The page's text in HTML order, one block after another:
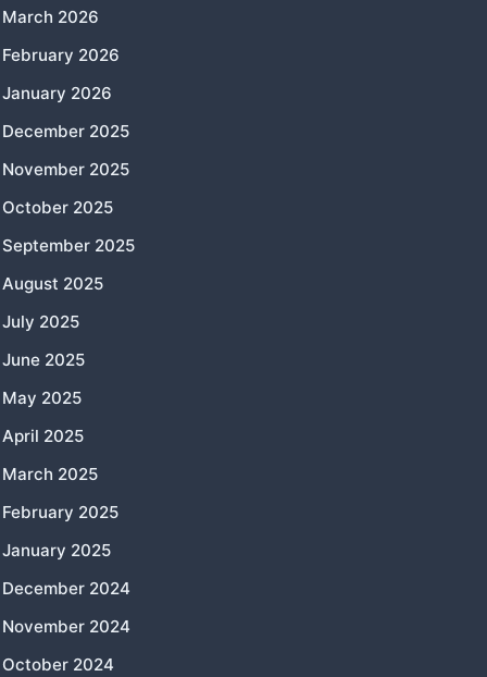
March 2026
February 2026
January 2026
December 2025
November 2025
October 2025
September 2025
August 2025
July 2025
June 2025
May 2025
April 2025
March 2025
February 2025
January 2025
December 2024
November 2024
October 2024